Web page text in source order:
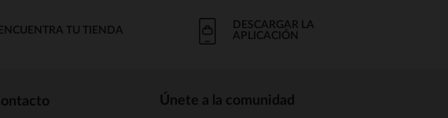
ENCUENTRA TU TIENDA
DESCARGAR LA
APLICACIÓN
Únete a la comunidad